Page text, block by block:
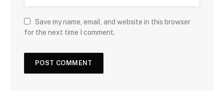
Save my name, email, and website in this browser
for the next time I comment.